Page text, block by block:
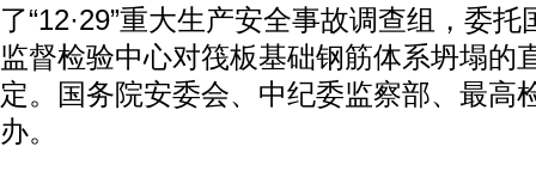
了“12·29”重大生产安全事故调查组，委
监督检验中心对筏板基础钢筋体系坍塌的
定。国务院安委会、中纪委监察部、最高
办。